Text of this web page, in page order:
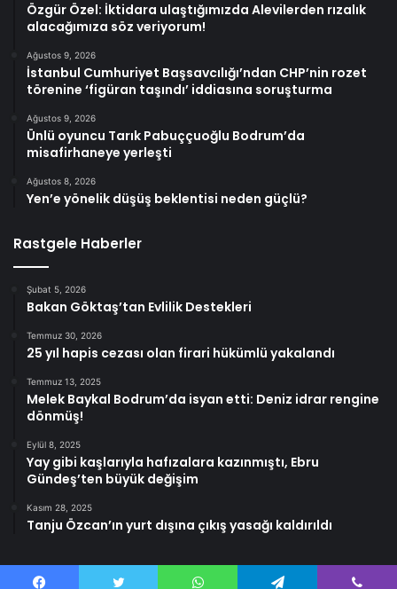
Özgür Özel: İktidara ulaştığımızda Alevilerden rızalık
alacağımıza söz veriyorum!
Ağustos 9, 2026
İstanbul Cumhuriyet Başsavcılığı’ndan CHP’nin rozet
törenine ‘figüran taşındı’ iddiasına soruşturma
Ağustos 9, 2026
Ünlü oyuncu Tarık Pabuççuoğlu Bodrum’da
misafirhaneye yerleşti
Ağustos 8, 2026
Yen’e yönelik düşüş beklentisi neden güçlü?
Rastgele Haberler
Şubat 5, 2026
Bakan Göktaş’tan Evlilik Destekleri
Temmuz 30, 2026
25 yıl hapis cezası olan firari hükümlü yakalandı
Temmuz 13, 2025
Melek Baykal Bodrum’da isyan etti: Deniz idrar rengine
dönmüş!
Eylül 8, 2025
Yay gibi kaşlarıyla hafızalara kazınmıştı, Ebru
Gündeş’ten büyük değişim
Kasım 28, 2025
Tanju Özcan’ın yurt dışına çıkış yasağı kaldırıldı